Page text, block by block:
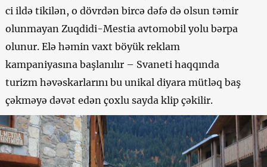
ci ildə tikilən, o dövrdən bircə dəfə də olsun təmir
olunmayan Zuqdidi-Mestia avtomobil yolu bərpa
olunur. Elə həmin vaxt böyük reklam
kampaniyasına başlanılır – Svaneti haqqında
turizm həvəskarlarını bu unikal diyara mütləq baş
çəkməyə dəvət edən çoxlu sayda klip çəkilir.